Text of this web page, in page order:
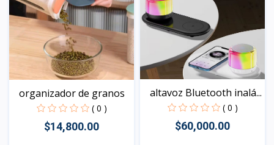
organizador de granos
( 0 )
$14,800.00
altavoz Bluetooth inalá...
( 0 )
$60,000.00